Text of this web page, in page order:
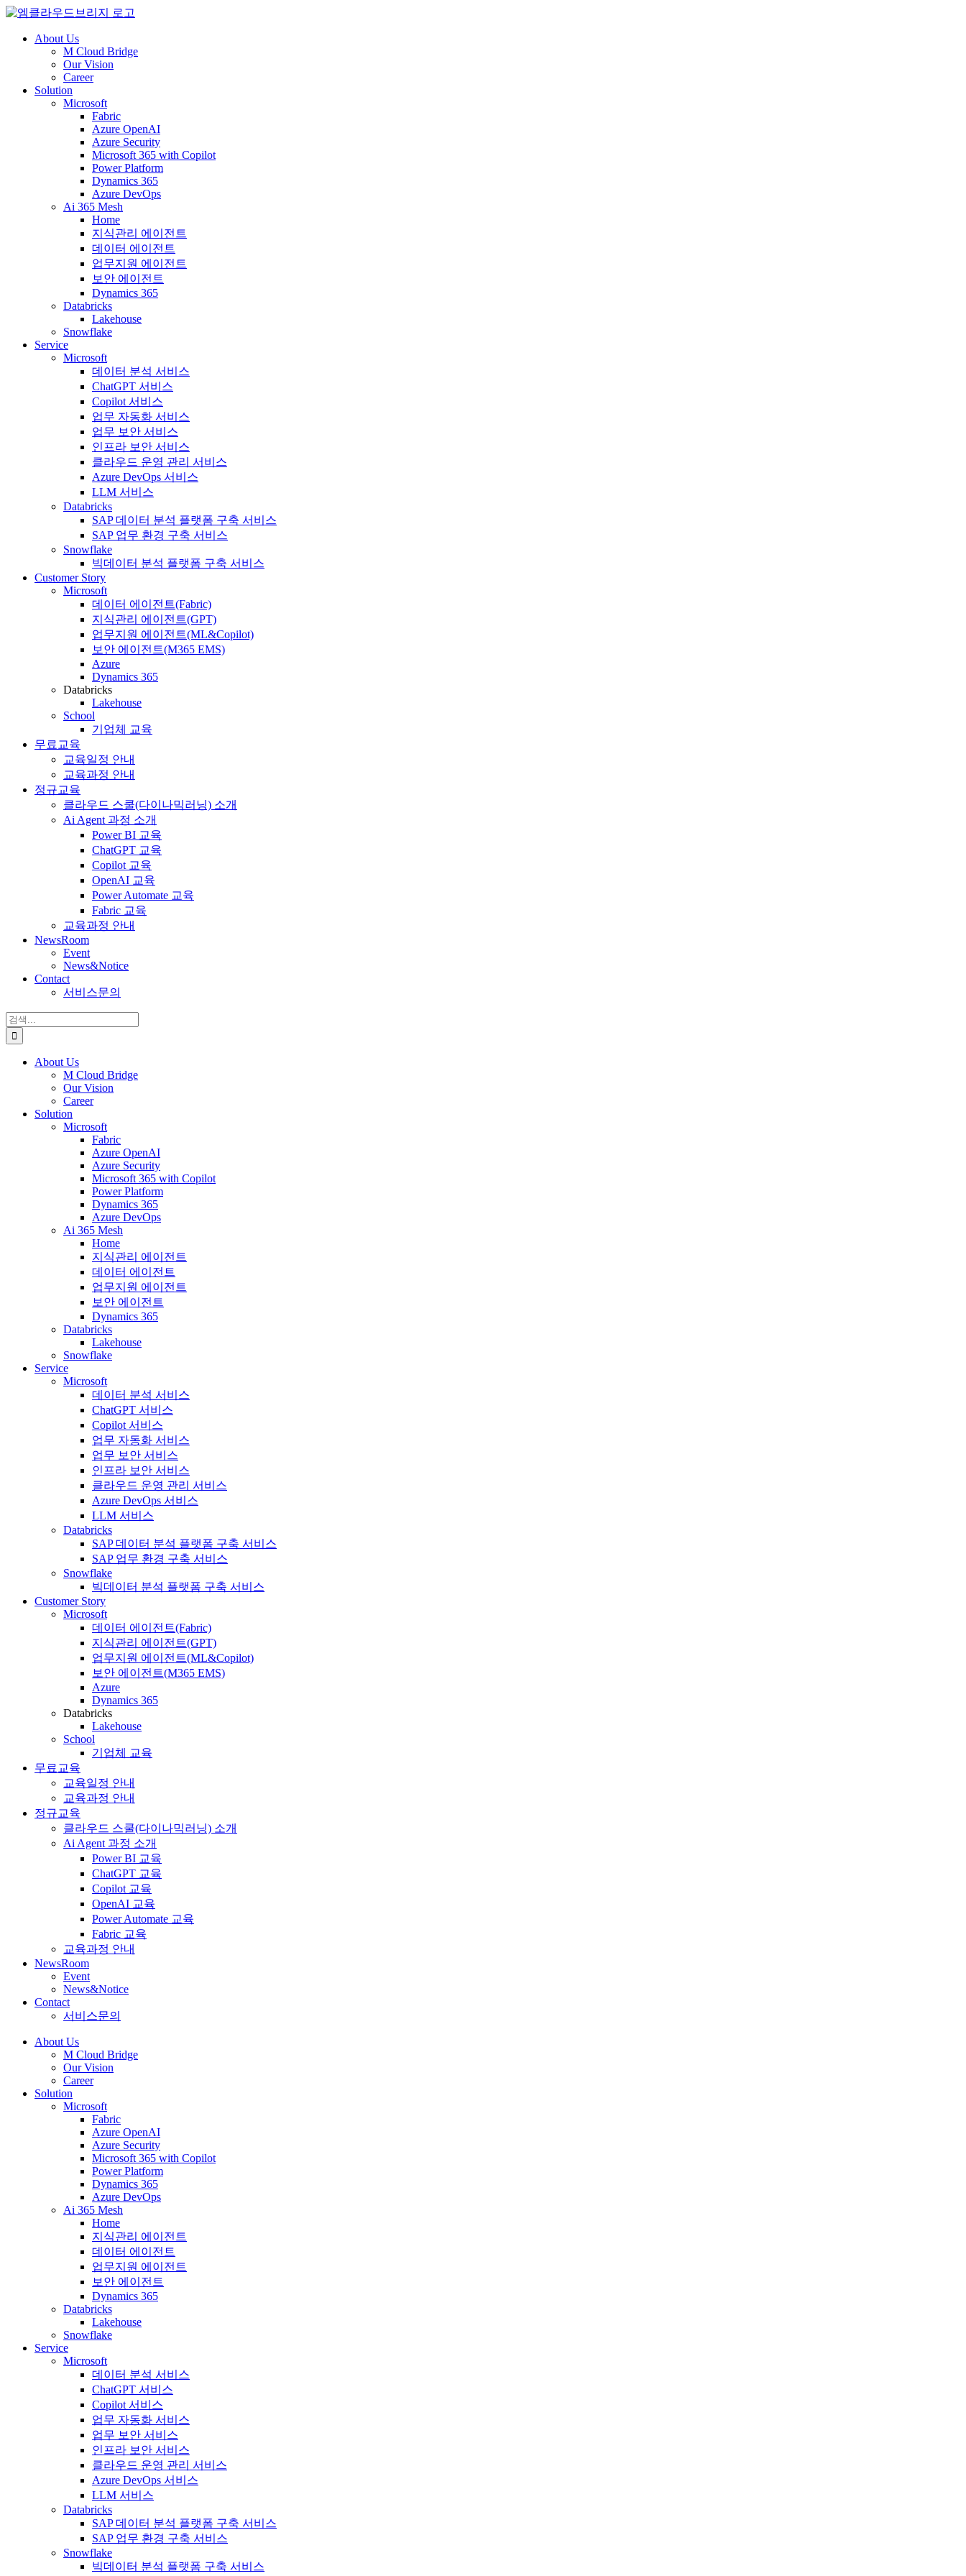
About Us
M Cloud Bridge
Our Vision
Career
Solution
Microsoft
Fabric
Azure OpenAI
Azure Security
Microsoft 365 with Copilot
Power Platform
Dynamics 365
Azure DevOps
Ai 365 Mesh
Home
지식관리 에이전트
데이터 에이전트
업무지원 에이전트
보안 에이전트
Dynamics 365
Databricks
Lakehouse
Snowflake
Service
Microsoft
데이터 분석 서비스
ChatGPT 서비스
Copilot 서비스
업무 자동화 서비스
업무 보안 서비스
인프라 보안 서비스
클라우드 운영 관리 서비스
Azure DevOps 서비스
LLM 서비스
Databricks
SAP 데이터 분석 플랫폼 구축 서비스
SAP 업무 환경 구축 서비스
Snowflake
빅데이터 분석 플랫폼 구축 서비스
Customer Story
Microsoft
데이터 에이전트(Fabric)
지식관리 에이전트(GPT)
업무지원 에이전트(ML&Copilot)
보안 에이전트(M365 EMS)
Azure
Dynamics 365
Databricks
Lakehouse
School
기업체 교육
무료교육
교육일정 안내
교육과정 안내
정규교육
클라우드 스쿨(다이나믹러닝) 소개
Ai Agent 과정 소개
Power BI 교육
ChatGPT 교육
Copilot 교육
OpenAI 교육
Power Automate 교육
Fabric 교육
교육과정 안내
NewsRoom
Event
News&Notice
Contact
서비스문의
검
색:
About Us
M Cloud Bridge
Our Vision
Career
Solution
Microsoft
Fabric
Azure OpenAI
Azure Security
Microsoft 365 with Copilot
Power Platform
Dynamics 365
Azure DevOps
Ai 365 Mesh
Home
지식관리 에이전트
데이터 에이전트
업무지원 에이전트
보안 에이전트
Dynamics 365
Databricks
Lakehouse
Snowflake
Service
Microsoft
데이터 분석 서비스
ChatGPT 서비스
Copilot 서비스
업무 자동화 서비스
업무 보안 서비스
인프라 보안 서비스
클라우드 운영 관리 서비스
Azure DevOps 서비스
LLM 서비스
Databricks
SAP 데이터 분석 플랫폼 구축 서비스
SAP 업무 환경 구축 서비스
Snowflake
빅데이터 분석 플랫폼 구축 서비스
Customer Story
Microsoft
데이터 에이전트(Fabric)
지식관리 에이전트(GPT)
업무지원 에이전트(ML&Copilot)
보안 에이전트(M365 EMS)
Azure
Dynamics 365
Databricks
Lakehouse
School
기업체 교육
무료교육
교육일정 안내
교육과정 안내
정규교육
클라우드 스쿨(다이나믹러닝) 소개
Ai Agent 과정 소개
Power BI 교육
ChatGPT 교육
Copilot 교육
OpenAI 교육
Power Automate 교육
Fabric 교육
교육과정 안내
NewsRoom
Event
News&Notice
Contact
서비스문의
About Us
M Cloud Bridge
Our Vision
Career
Solution
Microsoft
Fabric
Azure OpenAI
Azure Security
Microsoft 365 with Copilot
Power Platform
Dynamics 365
Azure DevOps
Ai 365 Mesh
Home
지식관리 에이전트
데이터 에이전트
업무지원 에이전트
보안 에이전트
Dynamics 365
Databricks
Lakehouse
Snowflake
Service
Microsoft
데이터 분석 서비스
ChatGPT 서비스
Copilot 서비스
업무 자동화 서비스
업무 보안 서비스
인프라 보안 서비스
클라우드 운영 관리 서비스
Azure DevOps 서비스
LLM 서비스
Databricks
SAP 데이터 분석 플랫폼 구축 서비스
SAP 업무 환경 구축 서비스
Snowflake
빅데이터 분석 플랫폼 구축 서비스